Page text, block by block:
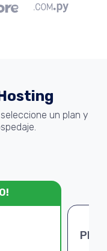
un plan y
Plan